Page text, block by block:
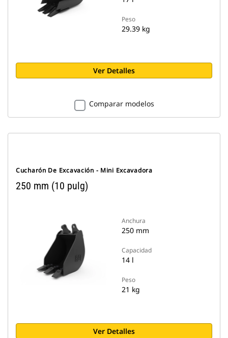
Peso
29.39 kg
Ver Detalles
Comparar modelos
Cucharón De Excavación - Mini Excavadora
250 mm (10 pulg)
Anchura
250 mm
Capacidad
14 l
Peso
21 kg
Ver Detalles